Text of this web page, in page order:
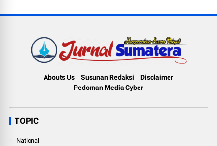
Abouts Us Susunan Redaksi
Disclaimer
Pedoman Media Cyber
TOPIC
National